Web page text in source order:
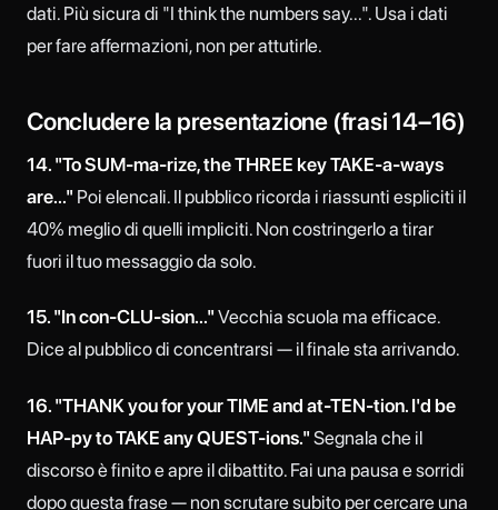
dati. Più sicura di "I think the numbers say...". Usa i dati
per fare affermazioni, non per attutirle.
Concludere la presentazione (frasi 14–16)
14. "To SUM-ma-rize, the THREE key TAKE-a-ways
are..." Poi elencali. Il pubblico ricorda i riassunti espliciti il
40% meglio di quelli impliciti. Non costringerlo a tirar
fuori il tuo messaggio da solo.
15. "In con-CLU-sion..." Vecchia scuola ma efficace.
Dice al pubblico di concentrarsi — il finale sta arrivando.
16. "THANK you for your TIME and at-TEN-tion. I'd be
HAP-py to TAKE any QUEST-ions." Segnala che il
discorso è finito e apre il dibattito. Fai una pausa e sorridi
dopo questa frase — non scrutare subito per cercare una